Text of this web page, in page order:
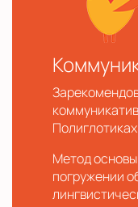
Метод
погружении